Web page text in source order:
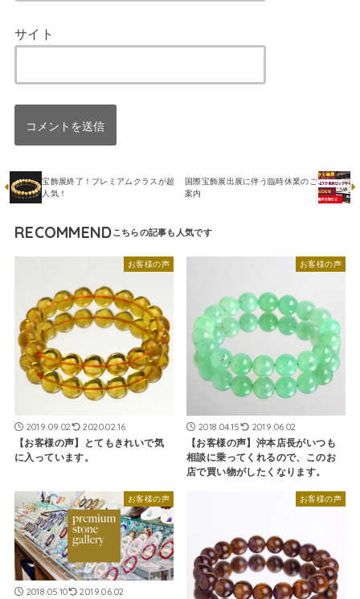
サイト
宝飾展終了！プレミアムクラスが超
人気！
国際宝飾展出展に伴う臨時休業のご
案内
RECOMMEND
お客様の声
2019.09.02 2020.02.16
【お客様の声】とてもきれいで気
に入っています。
お客様の声
2018.04.15 2019.06.02
【お客様の声】沖本店長がいつも
相談に乗ってくれるので、このお
店で買い物がしたくなります。
お客様の声
2018.05.10 2019.06.02
お客様の声